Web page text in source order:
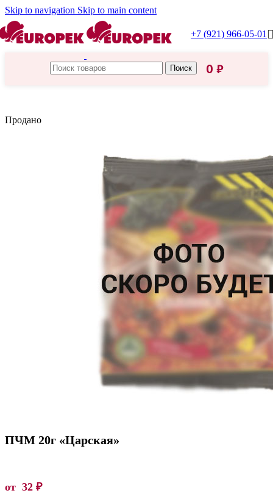
Skip to navigation Skip to main content
+7 (921) 966-05-01
Поиск 0 ₽
Продано
ПЧМ 20г «Царская»
от 32 ₽